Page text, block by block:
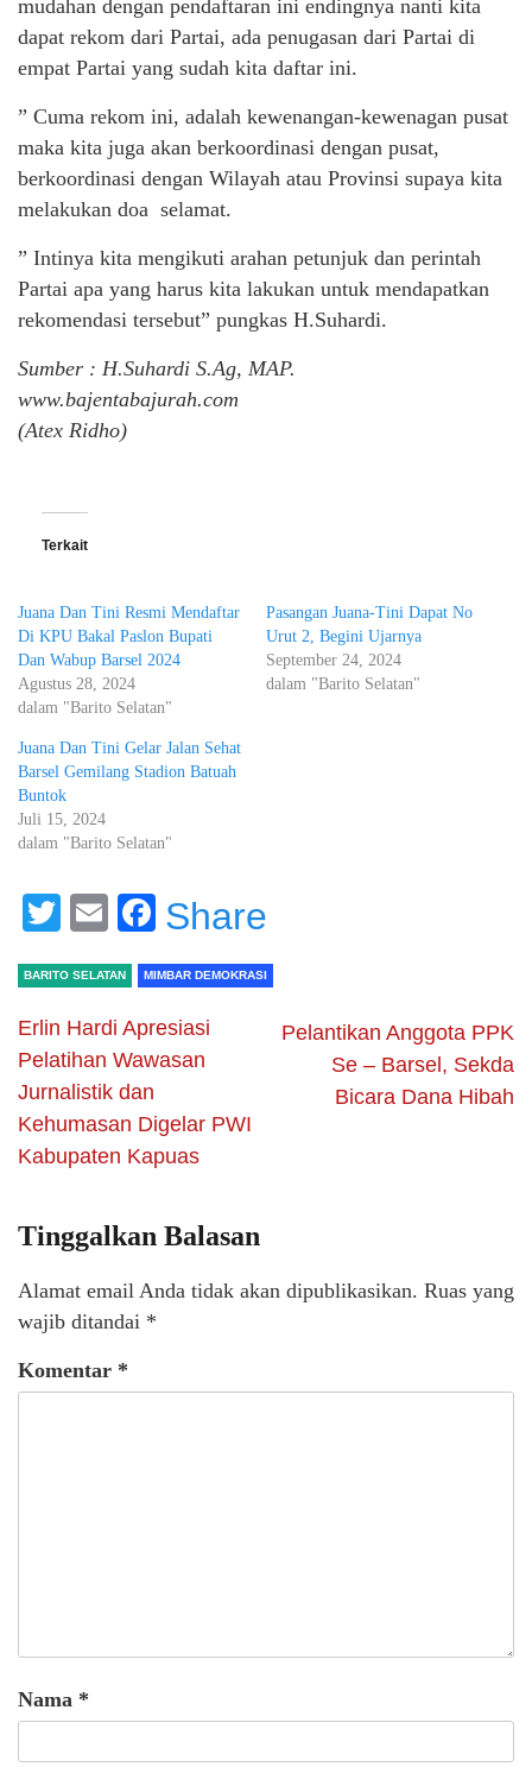
mudahan dengan pendaftaran ini endingnya nanti kita
dapat rekom dari Partai, ada penugasan dari Partai di
empat Partai yang sudah kita daftar ini.
” Cuma rekom ini, adalah kewenangan-kewenagan pusat
maka kita juga akan berkoordinasi dengan pusat,
berkoordinasi dengan Wilayah atau Provinsi supaya kita
melakukan doa selamat.
” Intinya kita mengikuti arahan petunjuk dan perintah
Partai apa yang harus kita lakukan untuk mendapatkan
rekomendasi tersebut” pungkas H.Suhardi.
Sumber : H.Suhardi S.Ag, MAP.
www.bajentabajurah.com
(Atex Ridho)
Terkait
Juana Dan Tini Resmi Mendaftar
Di KPU Bakal Paslon Bupati
Dan Wabup Barsel 2024
Agustus 28, 2024
dalam "Barito Selatan"
Pasangan Juana-Tini Dapat No
Urut 2, Begini Ujarnya
September 24, 2024
dalam "Barito Selatan"
Juana Dan Tini Gelar Jalan Sehat
Barsel Gemilang Stadion Batuah
Buntok
Juli 15, 2024
dalam "Barito Selatan"
Twitter
EmailFacebook
Share
BARITO SELATAN MIMBAR DEMOKRASI
Erlin Hardi Apresiasi
Pelatihan Wawasan
Jurnalistik dan
Kehumasan Digelar PWI
Kabupaten Kapuas
Pelantikan Anggota PPK
Se – Barsel, Sekda
Bicara Dana Hibah
Tinggalkan Balasan
Alamat email Anda tidak akan dipublikasikan. Ruas yang
wajib ditandai *
Komentar *
Nama *